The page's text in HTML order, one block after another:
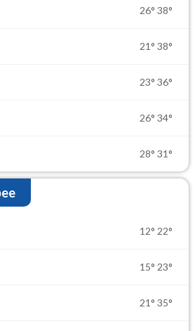
26° 38°
21° 38°
23° 36°
26° 34°
28° 31°
12° 22°
15° 23°
21° 35°